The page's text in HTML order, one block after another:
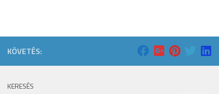
KÖVETÉS:
KERESÉS